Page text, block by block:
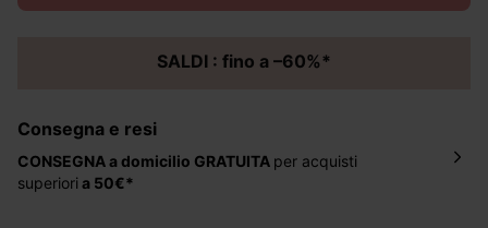
SALDI : fino a –60%*
Consegna e resi
CONSEGNA a domicilio GRATUITA per acquisti
superiori a 50€*